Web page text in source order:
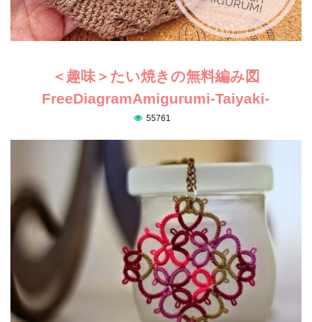
＜趣味＞たい焼きの無料編み図
FreeDiagramAmigurumi-Taiyaki-
55761